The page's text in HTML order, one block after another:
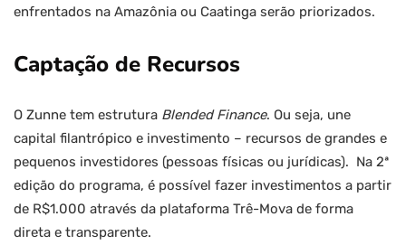
enfrentados na Amazônia ou Caatinga serão priorizados.
Captação de Recursos
O Zunne tem estrutura Blended Finance. Ou seja, une
capital filantrópico e investimento – recursos de grandes e
pequenos investidores (pessoas físicas ou jurídicas). Na 2ª
edição do programa, é possível fazer investimentos a partir
de R$1.000 através da plataforma Trê-Mova de forma
direta e transparente.